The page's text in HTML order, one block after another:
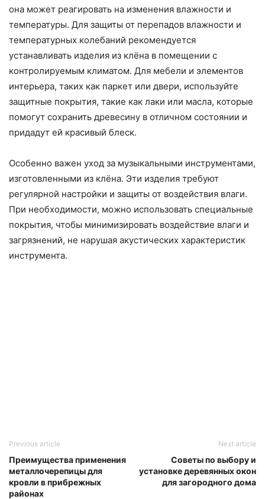
она может реагировать на изменения влажности и
температуры. Для защиты от перепадов влажности и
температурных колебаний рекомендуется
устанавливать изделия из клёна в помещении с
контролируемым климатом. Для мебели и элементов
интерьера, таких как паркет или двери, используйте
защитные покрытия, такие как лаки или масла, которые
помогут сохранить древесину в отличном состоянии и
придадут ей красивый блеск.
Особенно важен уход за музыкальными инструментами,
изготовленными из клёна. Эти изделия требуют
регулярной настройки и защиты от воздействия влаги.
При необходимости, можно использовать специальные
покрытия, чтобы минимизировать воздействие влаги и
загрязнений, не нарушая акустических характеристик
инструмента.
Previous article
Преимущества применения
металлочерепицы для
кровли в прибрежных
районах
Next article
Советы по выбору и
установке деревянных окон
для загородного дома